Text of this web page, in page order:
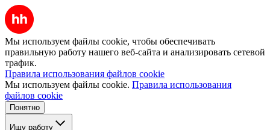
Мы используем файлы cookie, чтобы обеспечивать
правильную работу нашего веб-сайта и анализировать сетевой
трафик.
Правила использования файлов cookie
Мы используем файлы cookie. Правила использования
файлов cookie
Понятно
Ищу работу